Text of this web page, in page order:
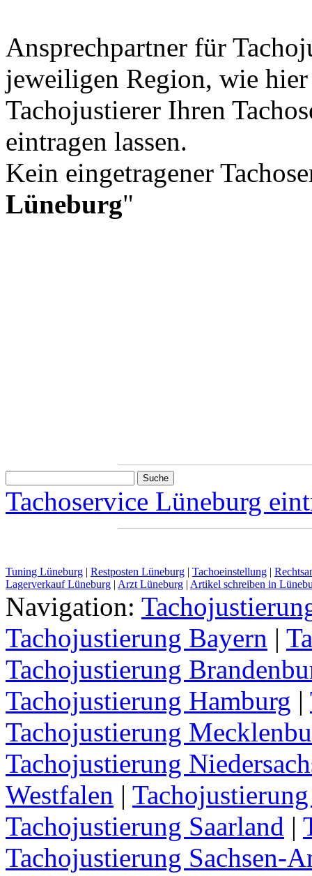
Ansprechpartner für
jeweiligen Region, wie
Tachojustierer Ihren
eintragen lassen.
Kein eingetragener
Lüneburg"
Tachoservice Lüneburg
Tuning Lüneburg | Restposten Lüneburg | Tachoeinstellung |
Lagerverkauf Lüneburg | Arzt Lüneburg | Artikel schreiben in
Navigation:
Tachojustierung Bayern |
Tachojustierung
Tachojustierung Hamburg |
Tachojustierung
Tachojustierung
Westfalen |
Tachojustierung Saarland |
Tachojustierung Sachsen-